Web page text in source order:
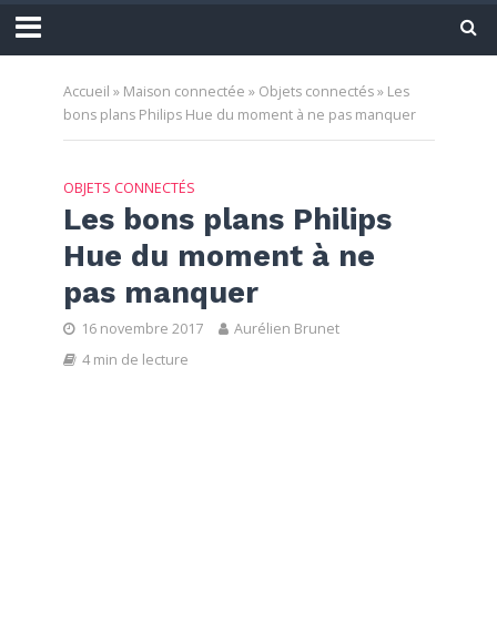
Accueil » Maison connectée » Objets connectés» Les
bons plans Philips Hue du moment à ne pas manquer
OBJETS CONNECTÉS
Les bons plans Philips
Hue du moment à ne
pas manquer
16 novembre 2017
Aurélien Brunet
4 min de lecture